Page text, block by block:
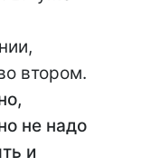
втором.
не надо
и